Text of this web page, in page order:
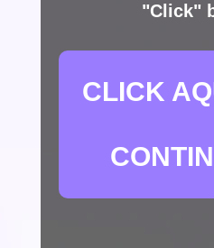
"Click"
CLICK